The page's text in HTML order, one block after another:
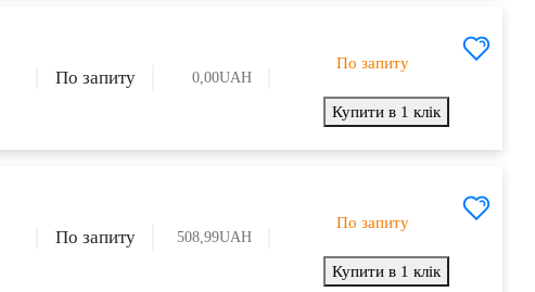
По запиту UAH
0,00
По запиту
Купити в 1 клік
По запиту UAH
508,99
По запиту
Купити в 1 клік